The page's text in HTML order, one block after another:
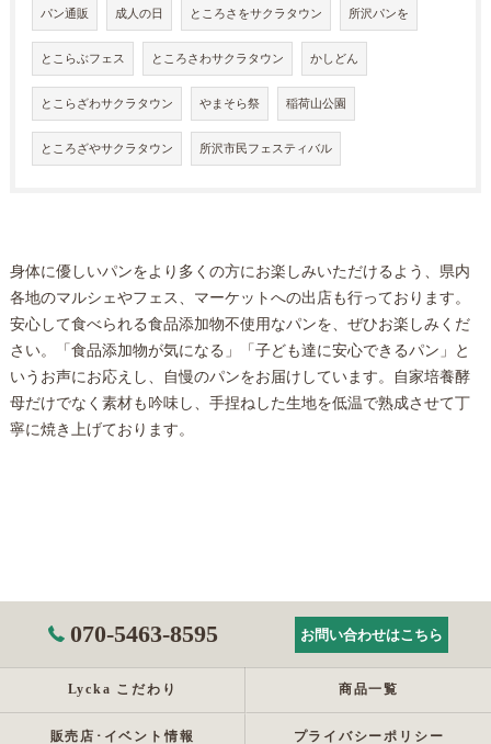
パン通販 成人の日 ところさをサクラタウン 所沢パンを
とこらぶフェス ところさわサクラタウン かしどん
とこらざわサクラタウン やまそら祭 稲荷山公園
ところざやサクラタウン 所沢市民フェスティバル
身体に優しいパンをより多くの方にお楽しみいただけるよう、県内
各地のマルシェやフェス、マーケットへの出店も行っております。
安心して食べられる食品添加物不使用なパンを、ぜひお楽しみくだ
さい。「食品添加物が気になる」「子ども達に安心できるパン」と
いうお声にお応えし、自慢のパンをお届けしています。自家培養酵
母だけでなく素材も吟味し、手捏ねした生地を低温で熟成させて丁
寧に焼き上げております。
070-5463-8595 お問い合わせはこちら
Lycka こだわり 商品一覧
販売店･イベント情報 プライバシーポリシー